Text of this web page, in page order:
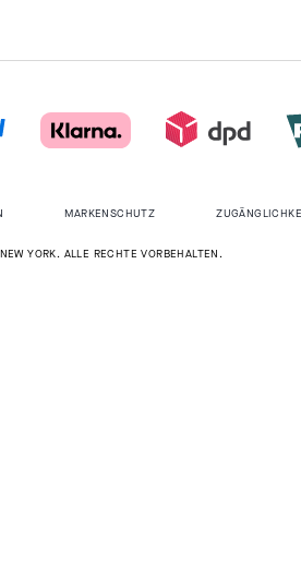
MARKENSCHUTZ
YORK. ALLE RECHTE VORBEHALTEN.